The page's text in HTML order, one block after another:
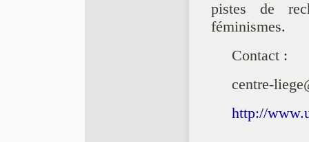
pistes de
féminismes.
Contact :
centre-
http://